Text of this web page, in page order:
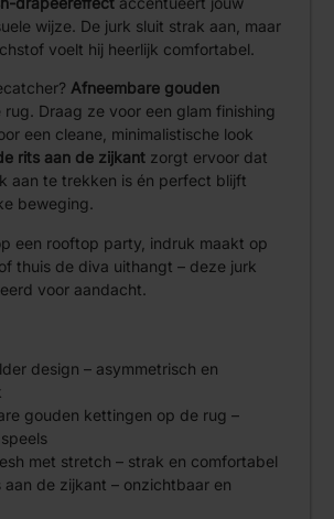
wijze. De jurk sluit strak aan, maar
voelt hij heerlijk comfortabel.
Afneembare gouden
rug. Draag ze voor een glam finishing
een cleane, minimalistische look
rits aan de zijkant zorgt ervoor dat
aan te trekken is én perfect blijft
beweging.
een rooftop party, indruk maakt op
thuis de diva uithangt – deze jurk
voor aandacht.
design – asymmetrisch en
gouden kettingen op de rug –
met stretch – strak en comfortabel
aan de zijkant – onzichtbaar en